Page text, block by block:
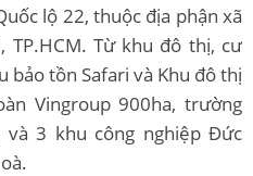
lộ 22, thuộc địa phận xã
TP.HCM. Từ khu đô thị, cư
bảo tồn Safari và Khu đô thị
Vingroup 900ha, trường
và 3 khu công nghiệp Đức